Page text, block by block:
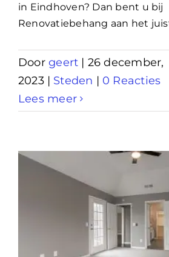
in Eindhoven? Dan bent u bij
Renovatiebehang aan het
Doorgeert | 26 december,
2023 | Steden | 0 Reacties
Lees meer